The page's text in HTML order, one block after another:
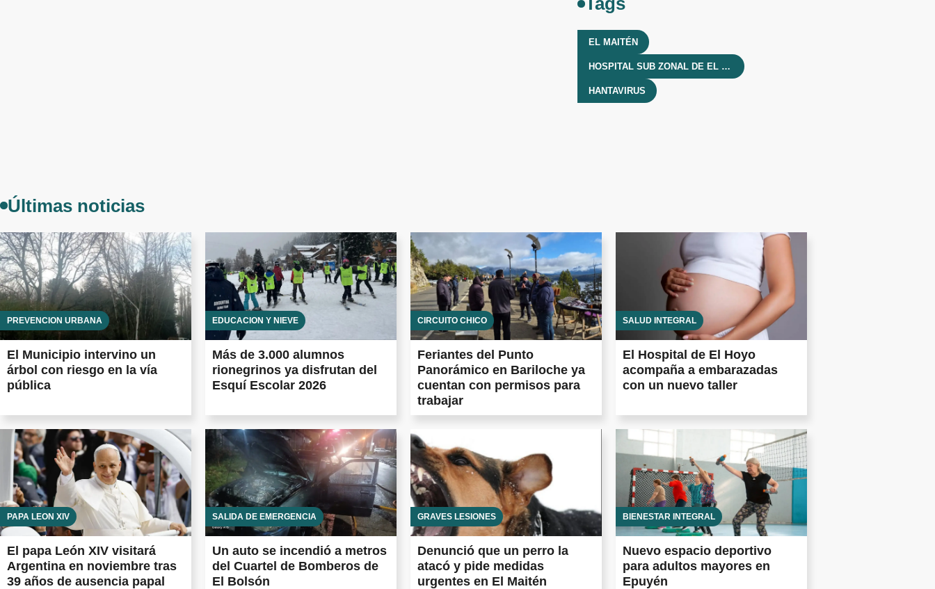
EL MAITÉN
HOSPITAL SUB ZONAL DE EL MAITÉN
HANTAVIRUS
Últimas noticias
PREVENCIÓN URBANA
El Municipio intervino un
árbol con riesgo en la vía
pública
EDUCACIÓN Y NIEVE
Más de 3.000 alumnos
rionegrinos ya disfrutan del
Esquí Escolar 2026
CIRCUITO CHICO
Feriantes del Punto
Panorámico en Bariloche ya
cuentan con permisos para
trabajar
SALUD INTEGRAL
El Hospital de El Hoyo
acompaña a embarazadas
con un nuevo taller
PAPA LEÓN XIV
El papa León XIV visitará
Argentina en noviembre tras
39 años de ausencia papal
SALIDA DE EMERGENCIA
Un auto se incendió a metros
del Cuartel de Bomberos de
El Bolsón
GRAVES LESIONES
Denunció que un perro la
atacó y pide medidas
urgentes en El Maitén
BIENESTAR INTEGRAL
Nuevo espacio deportivo
para adultos mayores en
Epuyén